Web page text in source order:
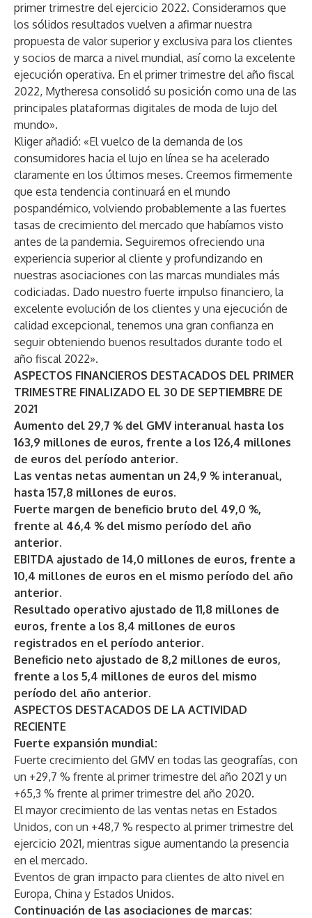
primer trimestre del ejercicio 2022. Consideramos que
los sólidos resultados vuelven a afirmar nuestra
propuesta de valor superior y exclusiva para los clientes
y socios de marca a nivel mundial, así como la excelente
ejecución operativa. En el primer trimestre del año fiscal
2022, Mytheresa consolidó su posición como una de las
principales plataformas digitales de moda de lujo del
mundo».
Kliger añadió: «El vuelco de la demanda de los
consumidores hacia el lujo en línea se ha acelerado
claramente en los últimos meses. Creemos firmemente
que esta tendencia continuará en el mundo
pospandémico, volviendo probablemente a las fuertes
tasas de crecimiento del mercado que habíamos visto
antes de la pandemia. Seguiremos ofreciendo una
experiencia superior al cliente y profundizando en
nuestras asociaciones con las marcas mundiales más
codiciadas. Dado nuestro fuerte impulso financiero, la
excelente evolución de los clientes y una ejecución de
calidad excepcional, tenemos una gran confianza en
seguir obteniendo buenos resultados durante todo el
año fiscal 2022».
ASPECTOS FINANCIEROS DESTACADOS DEL PRIMER
TRIMESTRE FINALIZADO EL 30 DE SEPTIEMBRE DE
2021
Aumento del 29,7 % del GMV interanual hasta los
163,9 millones de euros, frente a los 126,4 millones
de euros del período anterior.
Las ventas netas aumentan un 24,9 % interanual,
hasta 157,8 millones de euros.
Fuerte margen de beneficio bruto del 49,0 %,
frente al 46,4 % del mismo período del año
anterior.
EBITDA ajustado de 14,0 millones de euros, frente a
10,4 millones de euros en el mismo período del año
anterior.
Resultado operativo ajustado de 11,8 millones de
euros, frente a los 8,4 millones de euros
registrados en el período anterior.
Beneficio neto ajustado de 8,2 millones de euros,
frente a los 5,4 millones de euros del mismo
período del año anterior.
ASPECTOS DESTACADOS DE LA ACTIVIDAD
RECIENTE
Fuerte expansión mundial:
Fuerte crecimiento del GMV en todas las geografías, con
un +29,7 % frente al primer trimestre del año 2021 y un
+65,3 % frente al primer trimestre del año 2020.
El mayor crecimiento de las ventas netas en Estados
Unidos, con un +48,7 % respecto al primer trimestre del
ejercicio 2021, mientras sigue aumentando la presencia
en el mercado.
Eventos de gran impacto para clientes de alto nivel en
Europa, China y Estados Unidos.
Continuación de las asociaciones de marcas: